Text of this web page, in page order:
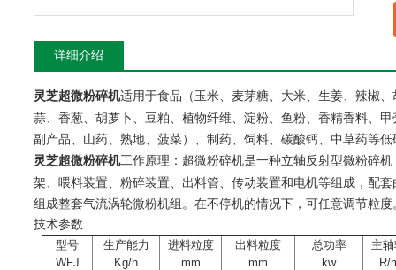
详细介绍
灵芝超微粉碎机适用于食品（玉米、麦芽糖、大米、生姜、辣椒
蒜、香葱、胡萝卜、豆粕、植物纤维、淀粉、鱼粉、香精香料、
副产品、山药、熟地、菠菜）、制药、饲料、碳酸钙、中草药等
灵芝超微粉碎机工作原理：超微粉碎机是一种立轴反射型微粉碎
架、喂料装置、粉碎装置、出料管、传动装置和电机等组成，配
组成整套气流涡轮微粉机组。在不停机的情况下，可任意调节粒
技术参数
型号
WFJ
生产能力
Kg/h
进料粒度
mm
出料粒度
mm
总功率
kw
主
R/